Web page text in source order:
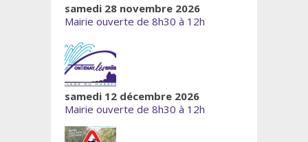
samedi 28 novembre 2026
Mairie ouverte de 8h30 à 12h
samedi 12 décembre 2026
Mairie ouverte de 8h30 à 12h